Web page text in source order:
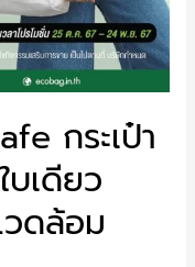
กระเป๋า
เดียว
วดล้อม